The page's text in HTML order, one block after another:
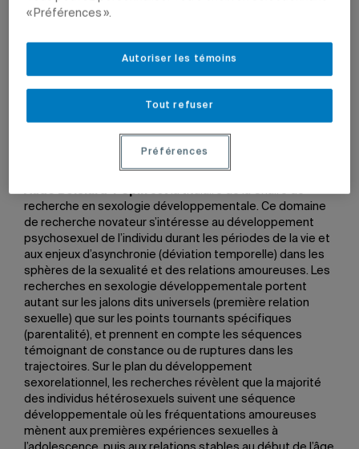
intersectoriels ou novateurs. Les chaires sont attribuées
l’encadrement des étudiants.
Sexologie développementale
Aude Boislard-Pépinest la titulaire de la Chaire de
recherche en sexologie développementale. Ce domaine
de recherche novateur s’intéresse au développement
psychosexuel de l’individu durant les périodes de la vie et
aux enjeux d’asynchronie (déviation temporelle) dans les
sphères de la sexualité et des relations amoureuses. Les
recherches en sexologie développementale portent
autant sur les jalons dits universels (première relation
sexuelle) que sur les points tournants spécifiques
(parentalité), et prennent en compte les séquences
témoignant de constance ou de ruptures dans les
trajectoires. Sur le plan du développement
sexorelationnel, les recherches révèlent que la majorité
des individus hétérosexuels suivent une séquence
développementale où les fréquentations amoureuses
mènent aux premières expériences sexuelles à
« Préférences ».
Tout refuser
Autoriser les témoins
Préférences